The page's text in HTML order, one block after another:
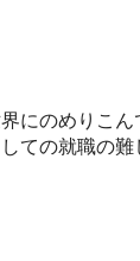
にのめりこん
ての就職の難